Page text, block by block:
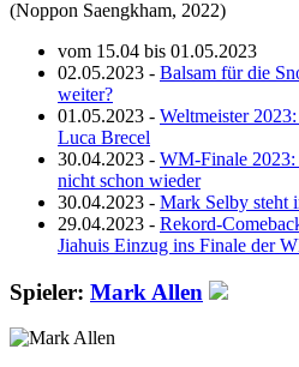
vom 15.04 bis 01.05.2023
02.05.2023 - Balsam für die
weiter?
01.05.2023 - Weltmeister
Luca Brecel
30.04.2023 - WM-Finale
nicht schon wieder
30.04.2023 - Mark Selby steht
29.04.2023 - Rekord-
Jiahuis Einzug ins Finale der
Spieler: Mark Allen